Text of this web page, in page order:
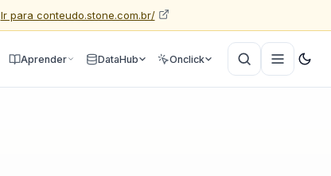
Ir para conteudo.stone.com.br/
Aprender DataHub Onclick